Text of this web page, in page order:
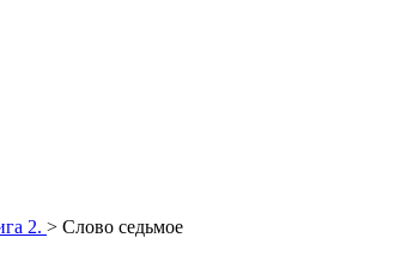
2. > Слово седьмое